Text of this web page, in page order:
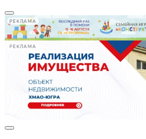
РЕКЛАМА
РЕКЛАМА